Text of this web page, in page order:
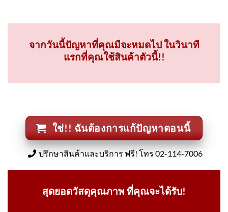
จากวันนี้ปัญหาที่คุณมีจะหมดไป ในวินาที
แรกที่คุณใช้สินค้าตัวนี้!!
ใช่!! ฉันต้องการแก้ปัญหาตอนนี้
ปรึกษาสินค้าและบริการ ฟรี! โทร 02-114-7006
สุดยอดวัสดุคุณภาพ ที่คุณจะได้รับ!